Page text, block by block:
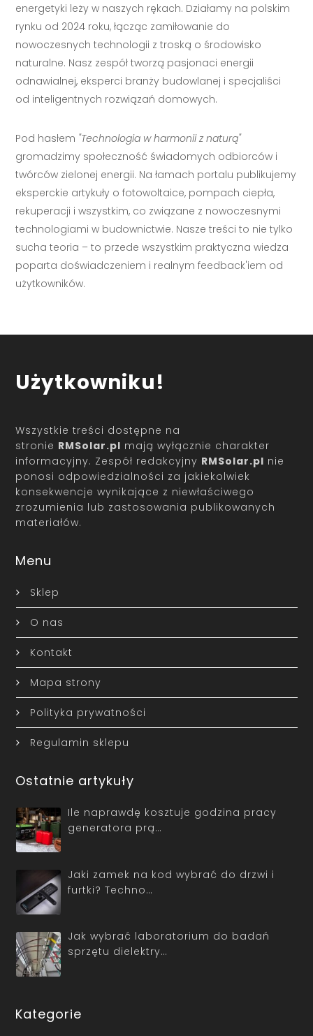
energetyki leży w naszych rękach. Działamy na polskim
rynku od 2024 roku, łącząc zamiłowanie do
nowoczesnych technologii z troską o środowisko
naturalne. Nasz zespół tworzą pasjonaci energii
odnawialnej, eksperci branży budowlanej i specjaliści
od inteligentnych rozwiązań domowych.
Pod hasłem "Technologia w harmonii z naturą"
gromadzimy społeczność świadomych odbiorców i
twórców zielonej energii. Na łamach portalu publikujemy
eksperckie artykuły o fotowoltaice, pompach ciepła,
rekuperacji i wszystkim, co związane z nowoczesnymi
technologiami w budownictwie. Nasze treści to nie tylko
sucha teoria – to przede wszystkim praktyczna wiedza
poparta doświadczeniem i realnym feedback'iem od
użytkowników.
Użytkowniku!
Wszystkie treści dostępne na
stronie RMSolar.pl mają wyłącznie charakter
informacyjny. Zespół redakcyjny RMSolar.pl nie
ponosi odpowiedzialności za jakiekolwiek
konsekwencje wynikające z niewłaściwego
zrozumienia lub zastosowania publikowanych
materiałów.
Menu
Sklep
O nas
Kontakt
Mapa strony
Polityka prywatności
Regulamin sklepu
Ostatnie artykuły
Ile naprawdę kosztuje godzina pracy
generatora prą…
Jaki zamek na kod wybrać do drzwi i
furtki? Techno…
Jak wybrać laboratorium do badań
sprzętu dielektry…
Kategorie